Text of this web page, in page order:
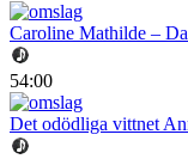
Caroline Mathilde –
54:00
Det odödliga vittnet